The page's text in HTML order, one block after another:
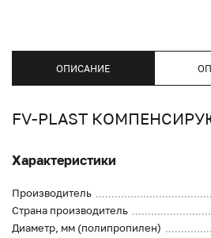
ОПИСАНИЕ
FV-PLAST
Характеристики
Производитель
Страна производитель
Диаметр, мм (полипропилен)